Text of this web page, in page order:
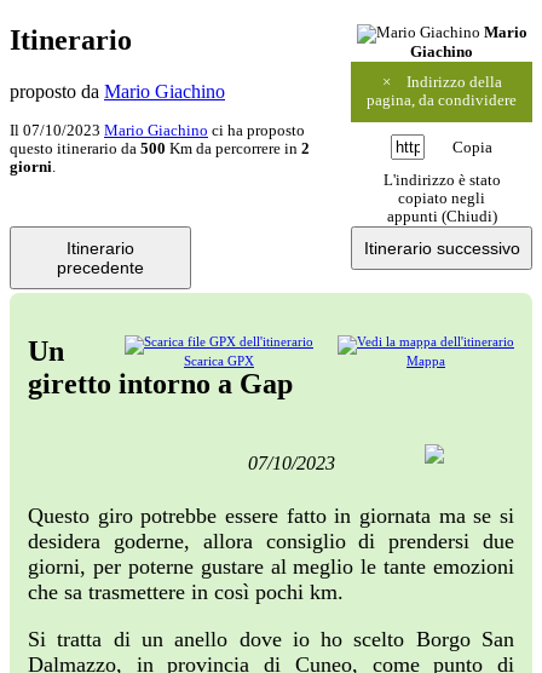
Mario
Giachino
×
Indirizzo della
pagina, da condividere
Copia
L'indirizzo è stato
copiato negli
appunti (Chiudi)
Itinerario
proposto da Mario Giachino
Il 07/10/2023 Mario Giachino ci ha proposto
questo itinerario da 500 Km da percorrere in 2
giorni.
Itinerario
precedente
Itinerario successivo
Mappa
Scarica GPX
Un
giretto intorno a Gap
07/10/2023
Questo giro potrebbe essere fatto in giornata ma se si
desidera goderne, allora consiglio di prendersi due
giorni, per poterne gustare al meglio le tante emozioni
che sa trasmettere in così pochi km.
Si tratta di un anello dove io ho scelto Borgo San
Dalmazzo, in provincia di Cuneo, come punto di